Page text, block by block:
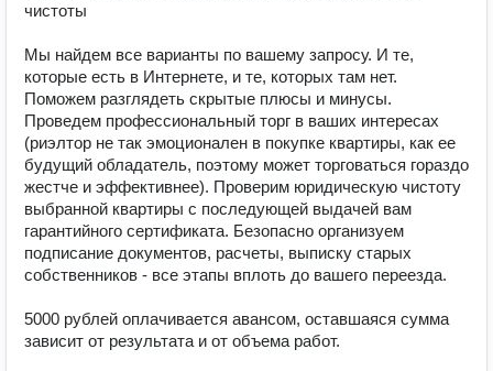
чистоты
Мы найдем все варианты по вашему запросу. И те,
которые есть в Интернете, и те, которых там нет.
Поможем разглядеть скрытые плюсы и минусы.
Проведем профессиональный торг в ваших интересах
(риэлтор не так эмоционален в покупке квартиры, как ее
будущий обладатель, поэтому может торговаться гораздо
жестче и эффективнее). Проверим юридическую чистоту
выбранной квартиры с последующей выдачей вам
гарантийного сертификата. Безопасно организуем
подписание документов, расчеты, выписку старых
собственников - все этапы вплоть до вашего переезда.
5000 рублей оплачивается авансом, оставшаяся сумма
зависит от результата и от объема работ.